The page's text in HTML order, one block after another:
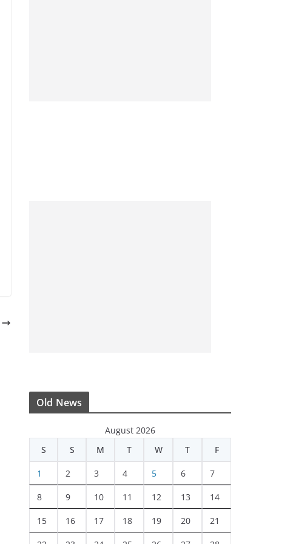
Old News
August 2026
S
S M T W T F
1 2 3 4 5 6 7
8 9 10 11 12 13 14
15 16 17 18 19 20 21